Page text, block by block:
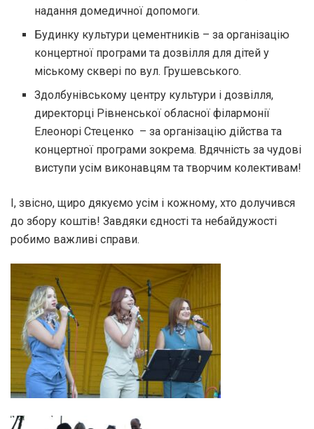
надання домедичної допомоги.
Будинку культури цементників – за організацію
концертної програми та дозвілля для дітей у
міському сквері по вул. Грушевського.
Здолбунівському центру культури і дозвілля,
директорці Рівненської обласної філармонії
Елеонорі Стеценко – за організацію дійства та
концертної програми зокрема. Вдячність за чудові
виступи усім виконавцям та творчим колективам!
І, звісно, щиро дякуємо усім і кожному, хто долучився
до збору коштів! Завдяки єдності та небайдужості
робимо важливі справи.